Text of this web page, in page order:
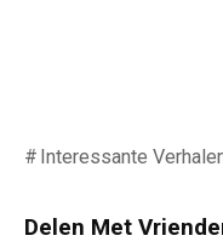
Interessante
Delen Met